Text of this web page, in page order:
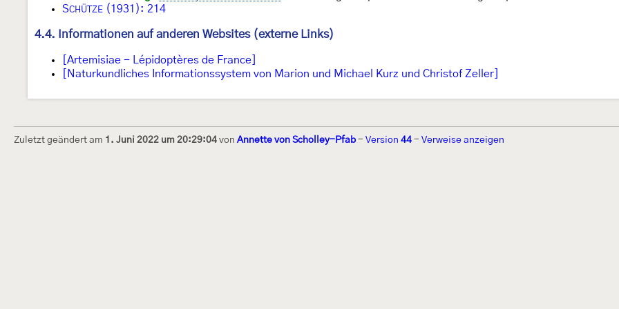
SCHÜTZE (1931): 214
4.4. Informationen auf anderen Websites (externe Links)
[Artemisiae - Lépidoptères de France]
[Naturkundliches Informationssystem von Marion und Michael Kurz und Christof Zeller]
Zuletzt geändert am 1. Juni 2022 um 20:29:04 von Annette von Scholley-Pfab - Version 44 - Verweise anzeigen